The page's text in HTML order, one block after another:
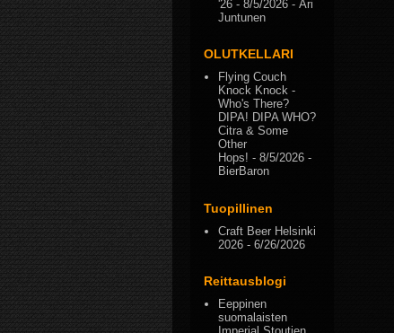
'26 - 8/5/2026 - Ari
Juntunen
OLUTKELLARI
Flying Couch
Knock Knock -
Who's There?
DIPA! DIPA WHO?
Citra & Some
Other
Hops! - 8/5/2026 -
BierBaron
Tuopillinen
Craft Beer Helsinki
2026 - 6/26/2026
Reittausblogi
Eeppinen
suomalaisten